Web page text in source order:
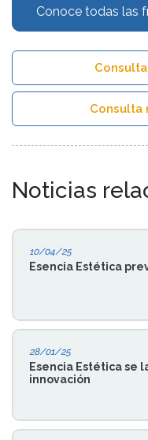
Conoce todas las
Consulta
Noticias
10/04/25
Esencia Estética
28/01/25
Esencia Estética se
innovación